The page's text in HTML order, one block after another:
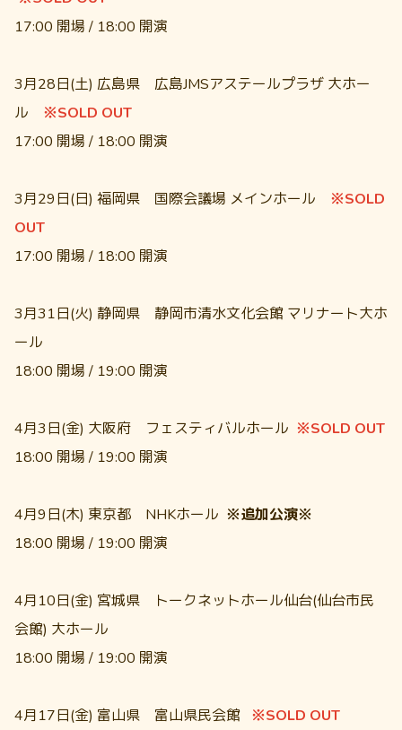
17:00 開場 / 18:00 開演
3月28日(土) 広島県 広島JMSアステールプラザ 大ホー
ル ※SOLD OUT
17:00 開場 / 18:00 開演
3月29日(日) 福岡県 国際会議場 メインホール ※SOLD
OUT
17:00 開場 / 18:00 開演
3月31日(火) 静岡県 静岡市清水文化会館 マリナート大ホ
ール
18:00 開場 / 19:00 開演
4月3日(金) 大阪府 フェスティバルホール ※SOLD OUT
18:00 開場 / 19:00 開演
4月9日(木) 東京都 NHKホール ※追加公演※
18:00 開場 / 19:00 開演
4月10日(金) 宮城県 トークネットホール仙台(仙台市民
会館) 大ホール
18:00 開場 / 19:00 開演
4月17日(金) 富山県 富山県民会館 ※SOLD OUT